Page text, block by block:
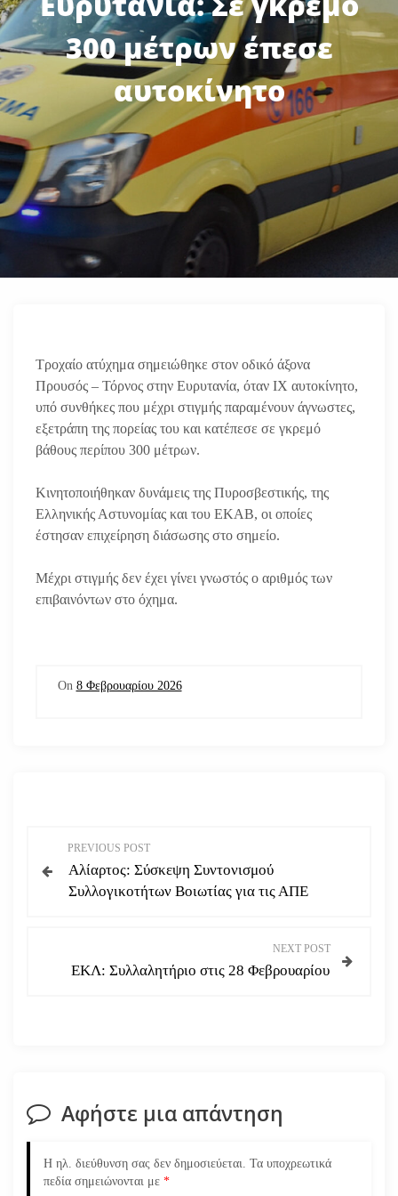
300 μέτρων έπεσε
αυτοκίνητο
Τροχαίο ατύχημα σημειώθηκε στον οδικό άξονα
Προυσός – Τόρνος στην Ευρυτανία, όταν ΙΧ αυτοκίνητο,
υπό συνθήκες που μέχρι στιγμής παραμένουν άγνωστες,
εξετράπη της πορείας του και κατέπεσε σε γκρεμό
βάθους περίπου 300 μέτρων.
Κινητοποιήθηκαν δυνάμεις της Πυροσβεστικής, της
Ελληνικής Αστυνομίας και του ΕΚΑΒ, οι οποίες
έστησαν επιχείρηση διάσωσης στο σημείο.
Μέχρι στιγμής δεν έχει γίνει γνωστός ο αριθμός των
επιβαινόντων στο όχημα.
On 8 Φεβρουαρίου 2026
λ
η
PREVIOUS POST
Αλίαρτος: Σύσκεψη Συντονισμού
Συλλογικοτήτων Βοιωτίας για τις ΑΠΕ
NEXT POST
ΕΚΛ: Συλλαλητήριο στις 28 Φεβρουαρίου
Αφήστε μια απάντηση
Η ηλ. διεύθυνση σας δεν δημοσιεύεται. Τα υποχρεωτικά
πεδία σημειώνονται με *